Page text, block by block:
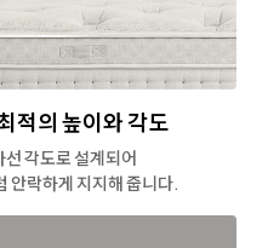
적의 높이와 각도
선 각도로 설계되어
안락하게 지지해 줍니다.